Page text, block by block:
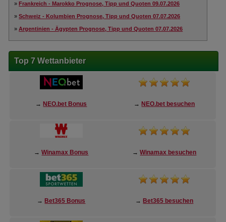
»Frankreich - Marokko Prognose, Tipp und Quoten 09.07.2026
»Schweiz - Kolumbien Prognose, Tipp und Quoten 07.07.2026
»Argentinien - Ägypten Prognose, Tipp und Quoten 07.07.2026
Top 7 Wettanbieter
→ NEO.bet Bonus → NEO.bet besuchen
→Winamax Bonus →Winamax besuchen
→ Bet365 Bonus → Bet365 besuchen